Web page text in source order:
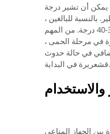
يمكن أن تشير درجة
بالنسبة للبالغين ،
لا تكون الحمى خطرة عادة حتى 39-40 درجة. من المهم
في مرحلة الحمى ،
في حالة حدوث
قشعريرة في البداية.
والاستخدام
الجهاز المناعي